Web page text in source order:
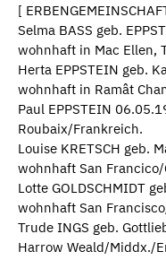
[
Selma BASS geb.
wohnhaft in Mac Ellen,
Herta EPPSTEIN geb.
wohnhaft in Ramât
Paul EPPSTEIN
Roubaix/Frankreich.
Louise KRETSCH geb.
wohnhaft San
Lotte GOLDSCHMIDT
wohnhaft San
Trude INGS geb.
Harrow Weald/Middx./